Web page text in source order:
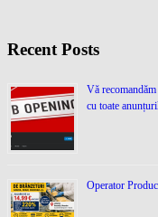
Recent Posts
Vă
cu toate
Operator